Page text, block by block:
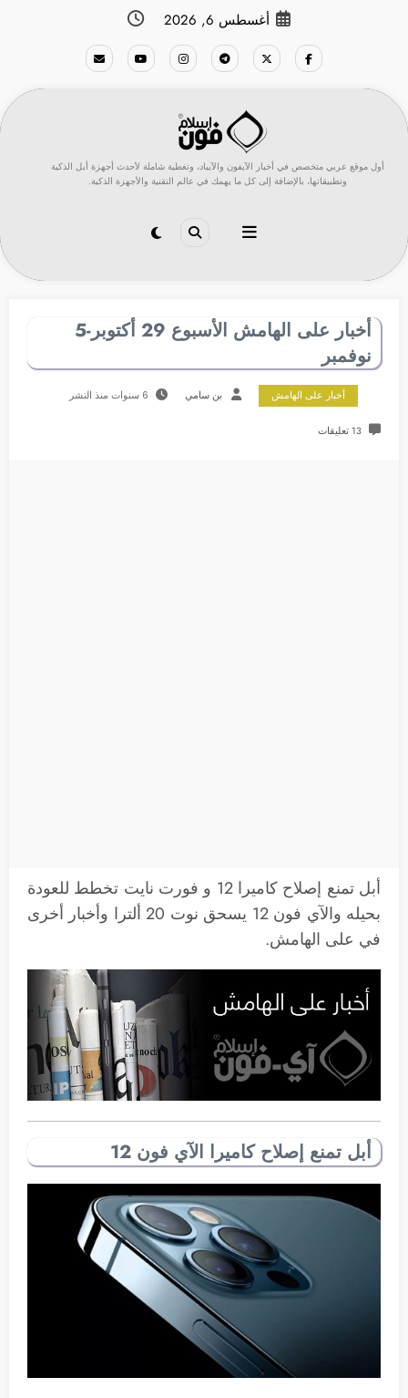
أغسطس 6, 2026
أول موقع عربي متخصص في أخبار الآيفون والآيباد، وتغطية شاملة لأحدث أجهزة أبل الذكية
وتطبيقاتها، بالإضافة إلى كل ما يهمك في عالم التقنية والأجهزة الذكية.
أخبار على الهامش الأسبوع 29 أكتوبر-5
نوفمبر
أخبار على الهامش بن سامي 6 سنوات منذ النشر
13 تعليقات
أبل تمنع إصلاح كاميرا 12 و فورت نايت تخطط للعودة
بحيله والآي فون 12 يسحق نوت 20 ألترا وأخبار أخرى
في على الهامش.
أبل تمنع إصلاح كاميرا الآي فون 12